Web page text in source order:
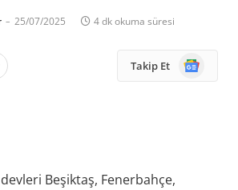
25/07/2025 4 dk okuma süresi
Takip Et
Google
devleri Beşiktaş, Fenerbahçe,